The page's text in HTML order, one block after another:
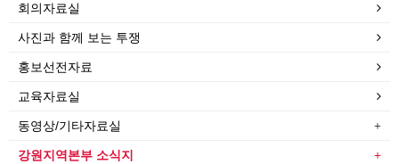
회의자료실
사진과 함께 보는 투쟁
홍보선전자료
교육자료실
동영상/기타자료실
강원지역본부 소식지